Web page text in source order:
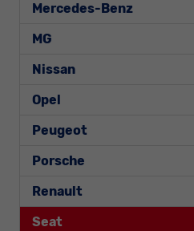
Mercedes-Benz
MG
Nissan
Opel
Peugeot
Porsche
Renault
Seat